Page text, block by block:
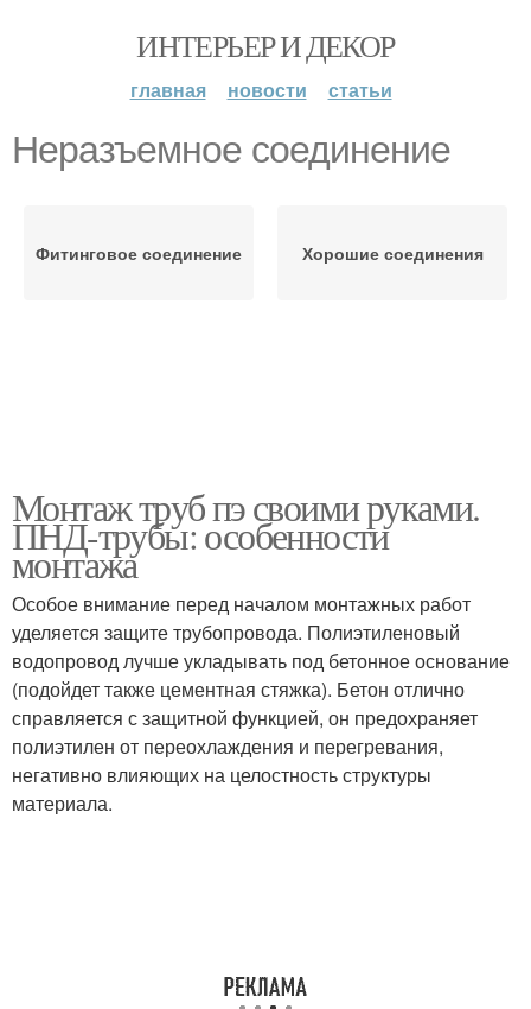
ИНТЕРЬЕР И ДЕКОР
главная новости статьи
Неразъемное соединение
Фитинговое соединение Хорошие соединения
Монтаж труб пэ своими руками.
ПНД-трубы: особенности
монтажа
Особое внимание перед началом монтажных работ
уделяется защите трубопровода. Полиэтиленовый
водопровод лучше укладывать под бетонное основание
(подойдет также цементная стяжка). Бетон отлично
справляется с защитной функцией, он предохраняет
полиэтилен от переохлаждения и перегревания,
негативно влияющих на целостность структуры
материала.